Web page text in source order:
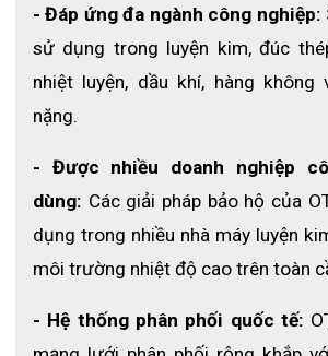
- Đáp ứng đa ngành công nghiệp:
sử dụng trong luyện kim, đúc
nhiệt luyện, dầu khí, hàng không
nặng.
- Được nhiều doanh nghiệp
dùng: Các giải pháp bảo hộ của
dụng trong nhiều nhà máy luyện
môi trường nhiệt độ cao trên toàn
- Hệ thống phân phối quốc tế: